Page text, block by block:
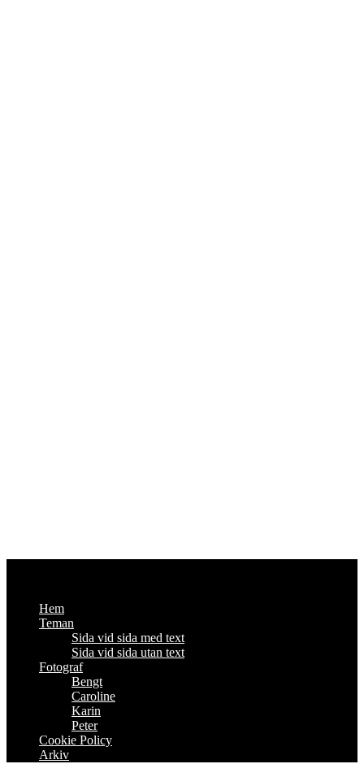
Hem
Teman
Sida vid sida med text
Sida vid sida utan text
Fotograf
Bengt
Caroline
Karin
Peter
Cookie Policy
Arkiv